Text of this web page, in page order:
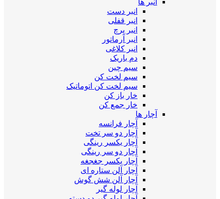
انبر ها
انبر دست
انبر قفلی
انبر پرچ
انبر آرماتور
انبر کلاغی
دم باریک
سیم چین
سیم لخت کن
سیم لخت کن اتوماتیک
خار باز کن
خار جمع کن
آچار ها
آچار فرانسه
آچار دو سر تخت
آچار یکسر رینگی
آچار دو سر رینگی
آچار یکسر جغجغه
آچار آلن ستاره ای
آچار آلن شش گوش
آچار لوله گیر